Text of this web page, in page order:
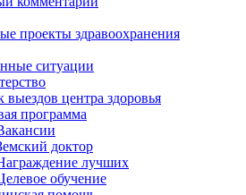
проекты здравоохранения
ситуации
выездов центра здоровья
программа
доктор
лучших
обучение